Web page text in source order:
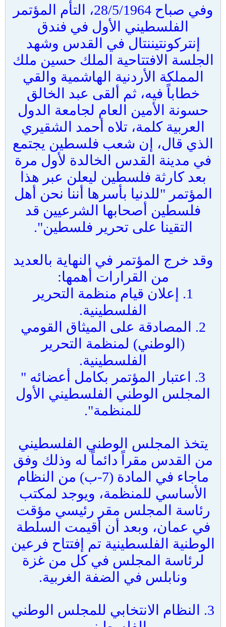
وفي صباح 28/5/1964، التأم المؤتمر
الفلسطيني الأول في فندق
إنتركونتيننتال في القدس وشهد
الجلسة الافتتاحية الملك حسين ملك
المملكة الأردنية الهاشمية والقي
خطاباً فيه، ثم ألقى عبد الخالق
حسونة الأمين العام لجامعة الدول
العربية كلمة، تلاه أحمد الشقيري
الذي قال، إن شعب فلسطين يجتمع
في مدينة القدس الخالدة لأول مرة
بعد كارثة فلسطين ليعلن عبر هذا
المؤتمر "للدنيا بأسرها أننا نحن أهل
فلسطين أصحابها الشرعيين قد
التقينا على تحرير فلسطين".
وقد خرج المؤتمر في النهاية بالعديد
من القرارات أهمها:
1. إعلان قيام منظمة التحرير
الفلسطينية.
2. المصادقة على الميثاق القومي
(الوطني) لمنظمة التحرير
الفلسطينية.
3. اعتبار المؤتمر بكامل أعضائه "
المجلس الوطني الفلسطيني الأول
للمنظمة".
يتخذ المجلس الوطني الفلسطيني
من القدس مقراً دائماً له وذلك وفق
ماجاء في المادة (7-ب) من النظام
الأساسي للمنظمة، ويوجد لمكتب
رئاسة المجلس مقر رئيسي مؤقت
في عمان، وبعد أن أقيمت السلطة
الوطنية الفلسطينية تم إفتتاح فرعين
لرئاسة المجلس في كل من غزة
ونابلس في الضفة الغربية.
3. النظام الانتخابي للمجلس الوطني